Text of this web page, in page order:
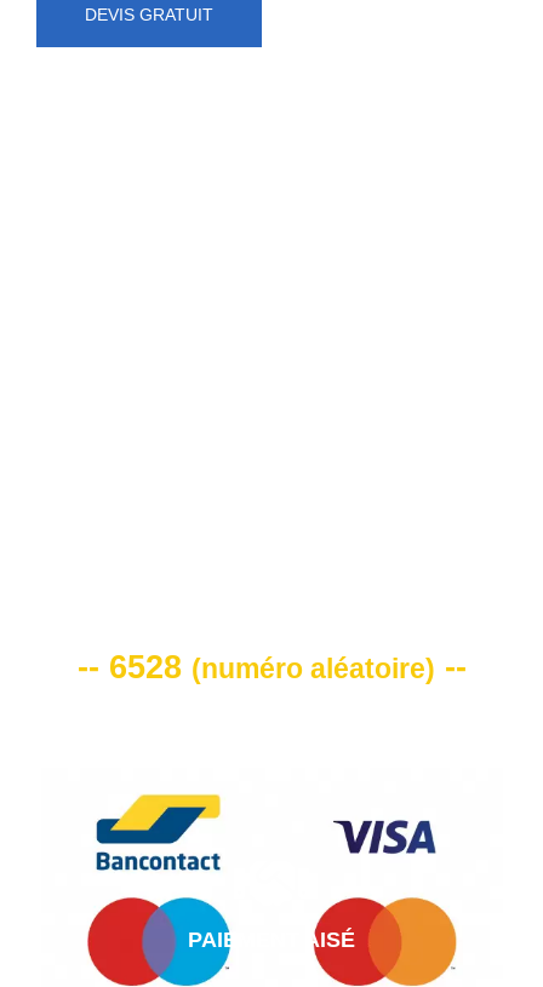
DEVIS GRATUIT
-- 6528 (numéro aléatoire) --
PAIEMENT AISÉ